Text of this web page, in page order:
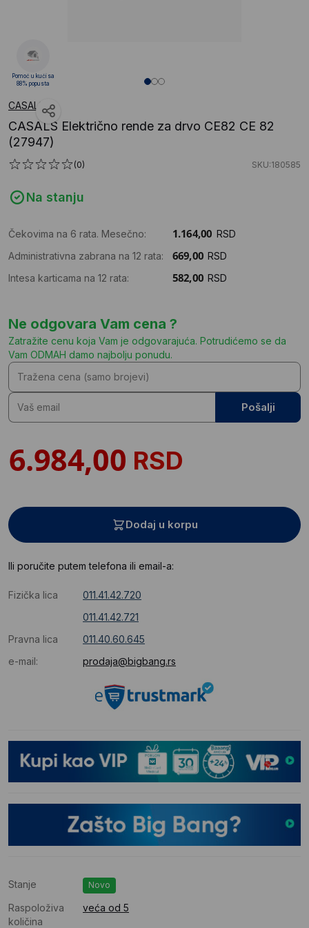
CASALS
CASALS Električno rende za drvo CE82 CE 82
(27947)
(0) SKU:180585
Na stanju
Čekovima na 6 rata. Mesečno:
RSD
Administrativna zabrana na 12 rata:
RSD
Intesa karticama na 12 rata:
RSD
Ne odgovara Vam cena ?
Zatražite cenu koja Vam je odgovarajuća. Potrudićemo se da
Vam ODMAH damo najbolju ponudu.
Pošalji
RSD
Dodaj u korpu
Ili poručite putem telefona ili email-a:
Fizička lica
011.41.42.720
011.41.42.721
Pravna lica
011.40.60.645
e-mail:
prodaja@bigbang.rs
Stanje Novo
Raspoloživa
količina
veća od 5
Pomoć u kući sa
88% popusta